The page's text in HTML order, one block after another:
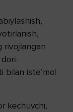
rivojlangan
bilan iste’mol
kechuvchi,